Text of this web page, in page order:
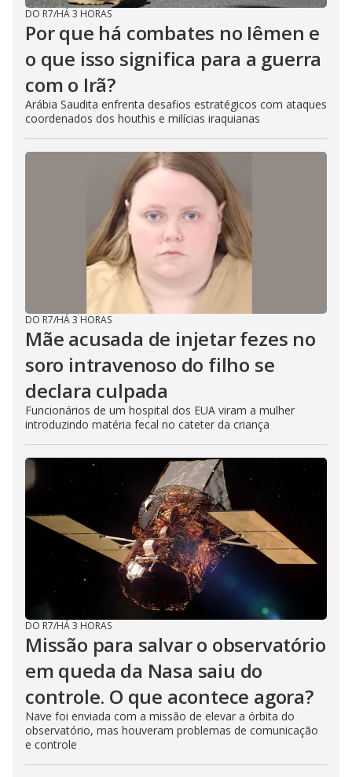
DO R7/HÁ 3 HORAS
Por que há combates no Iêmen e
o que isso significa para a guerra
com o Irã?
Arábia Saudita enfrenta desafios estratégicos com ataques
coordenados dos houthis e milícias iraquianas
DO R7/HÁ 3 HORAS
Mãe acusada de injetar fezes no
soro intravenoso do filho se
declara culpada
Funcionários de um hospital dos EUA viram a mulher
introduzindo matéria fecal no cateter da criança
DO R7/HÁ 3 HORAS
Missão para salvar o observatório
em queda da Nasa saiu do
controle. O que acontece agora?
Nave foi enviada com a missão de elevar a órbita do
observatório, mas houveram problemas de comunicação
e controle